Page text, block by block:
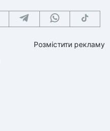
Розмістити рекламу